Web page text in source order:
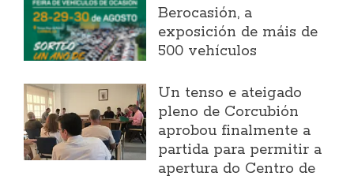
Berocasión, a
exposición de máis de
500 vehículos
Un tenso e ateigado
pleno de Corcubión
aprobou finalmente a
partida para permitir a
apertura do Centro de